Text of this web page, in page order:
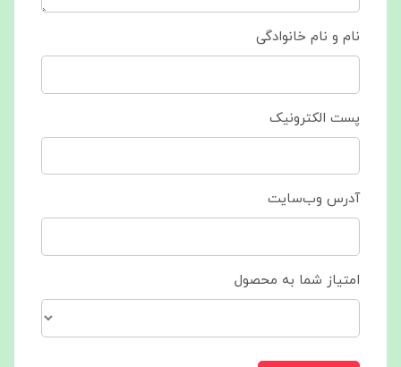
نام و نام خانوادگی
پست الکترونیک
آدرس وب‌سایت
امتیاز شما به محصول